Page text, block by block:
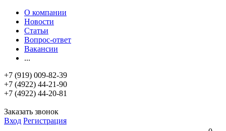
О компании
Новости
Статьи
Вопрос-ответ
Вакансии
...
+7 (919) 009-82-39
+7 (4922) 44-21-90
+7 (4922) 44-20-81
Заказать звонок
Вход Регистрация